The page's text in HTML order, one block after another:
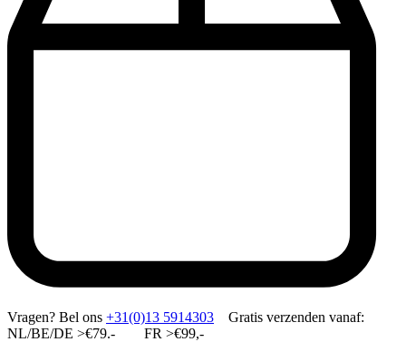
Vragen? Bel ons +31(0)13 5914303 Gratis verzenden vanaf:
NL/BE/DE >€79.- FR >€99,-